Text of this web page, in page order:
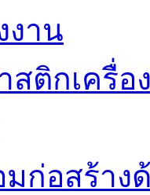
งาน
สติกเครื่
มก่อสร้า